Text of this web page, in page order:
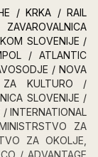
/ KRKA / RAIL
SLOVENIJE /
/ ATLANTIC
/ NOVA
ZA KULTURO /
SLOVENIJE /
/ INTERNATIONAL
ZA
ZA OKOLJE,
/ ADVANTAGE